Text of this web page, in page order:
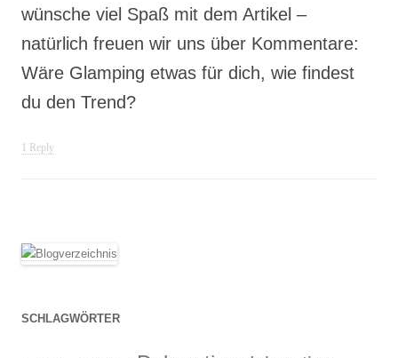
wünsche viel Spaß mit dem Artikel –
natürlich freuen wir uns über Kommentare:
Wäre Glamping etwas für dich, wie findest
du den Trend?
1 Reply
SCHLAGWÖRTER